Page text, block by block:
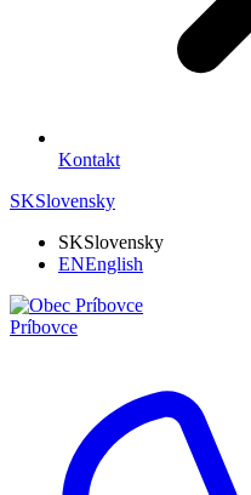
Kontakt
SKSlovensky
SKSlovensky
ENEnglish
Príbovce